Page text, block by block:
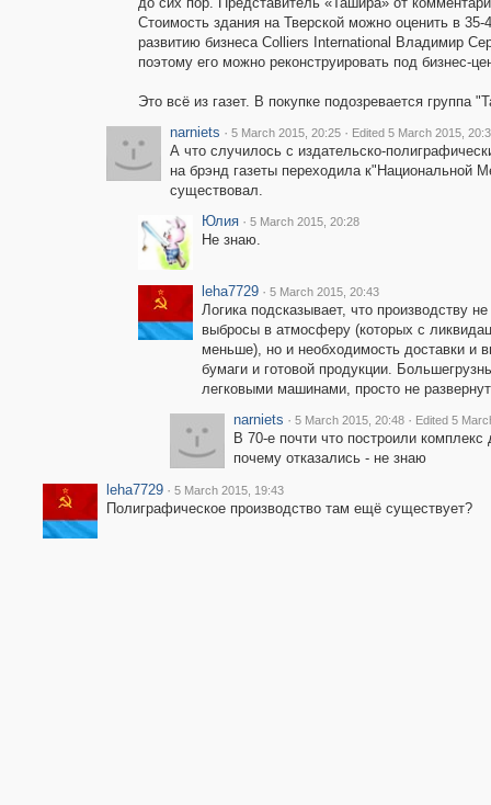
Стоимость здания на Тверской можно оценить в
развитию бизнеса Colliers International Владимир
поэтому его можно реконструировать под бизнес-
Это всё из газет. В покупке подозревается группа
narniets · 5 March 2015, 20:25 · Edited 5 March 2015,
А что случилось с издательско-
на брэнд газеты переходила к"Национальной
существовал.
Юлия · 5 March 2015, 20:28
Не знаю.
leha7729 · 5 March 2015, 20:43
Логика подсказывает, что производству
выбросы в атмосферу (которых с
меньше), но и необходимость доставки и
бумаги и готовой продукции.
легковыми машинами, просто не
narniets · 5 March 2015, 20:48 · Edited 5
В 70-е почти что построили
почему отказались - не знаю
leha7729 · 5 March 2015, 19:43
Полиграфическое производство там ещё существует?